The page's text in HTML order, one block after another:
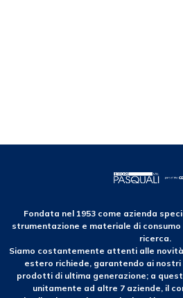
Fondata nel 1953 come azienda
strumentazione e materiale di
ricerca.
Siamo costantemente attenti alle
estero richiede, garantendo ai
prodotti di ultima generazione; a
unitamente ad altre 7 aziende, il